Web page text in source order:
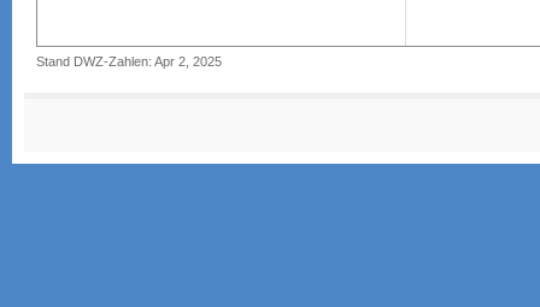
Stand DWZ-Zahlen: Apr 2, 2025